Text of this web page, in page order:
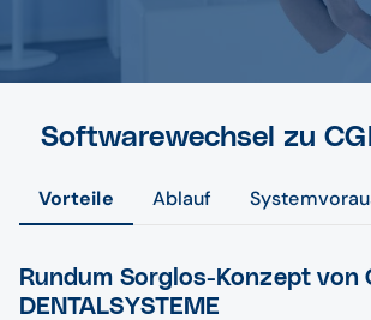
Softwarewechsel zu
Vorteile Ablauf
Rundum Sorglos-Konzept von
DENTALSYSTEME